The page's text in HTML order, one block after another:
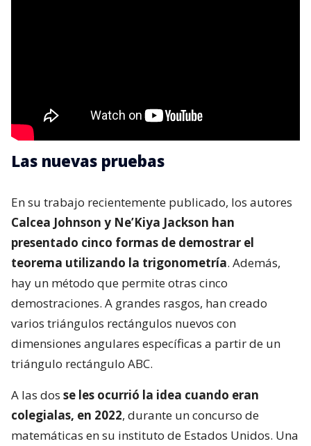
Las nuevas pruebas
En su trabajo recientemente publicado, los autores
Calcea Johnson y Ne’Kiya Jackson han
presentado cinco formas de demostrar el
teorema utilizando la trigonometría. Además,
hay un método que permite otras cinco
demostraciones. A grandes rasgos, han creado
varios triángulos rectángulos nuevos con
dimensiones angulares específicas a partir de un
triángulo rectángulo ABC.
A las dos se les ocurrió la idea cuando eran
colegialas, en 2022, durante un concurso de
matemáticas en su instituto de Estados Unidos. Una